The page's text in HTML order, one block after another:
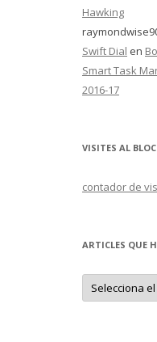
Hawking
Swift Dial en
Smart Task
2016-17
VISITES AL BLOC
contador de
ARTICLES QUE
A
t